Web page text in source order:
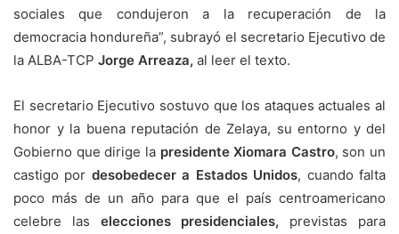
sociales que condujeron a la recuperación de la
democracia hondureña”, subrayó el secretario Ejecutivo de
la ALBA-TCP Jorge Arreaza, al leer el texto.
El secretario Ejecutivo sostuvo que los ataques actuales al
honor y la buena reputación de Zelaya, su entorno y del
Gobierno que dirige la presidente Xiomara Castro, son un
castigo por desobedecer a Estados Unidos, cuando falta
poco más de un año para que el país centroamericano
celebre las elecciones presidenciales, previstas para